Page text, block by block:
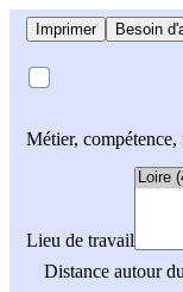
Imprimer Besoin
Métier,
Lieu de travail
Distance autour